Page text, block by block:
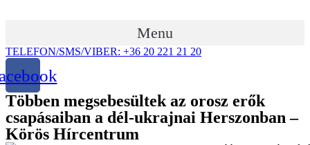
Menu
TELEFON/SMS/VIBER: +36 20 221 21 20
Többen megsebesültek az orosz erők
csapásaiban a dél-ukrajnai Herszonban –
Körös Hírcentrum